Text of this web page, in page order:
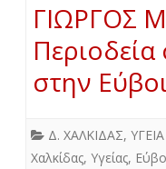
ΓΙΩΡΓΟΣ
Περιοδεία
στην
Δ. ΧΑΛΚΙΔΑΣ, ΥΓΕΙΑ
Χαλκίδας, Υγείας,